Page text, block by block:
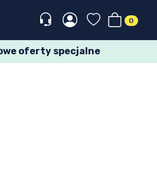
0
oferty specjalne